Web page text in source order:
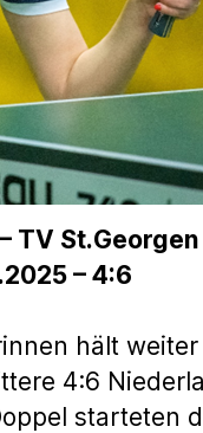
TV St.Georgen
– 4:6
hält
4:6
starteten